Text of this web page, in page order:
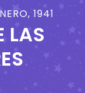
1941
LAS